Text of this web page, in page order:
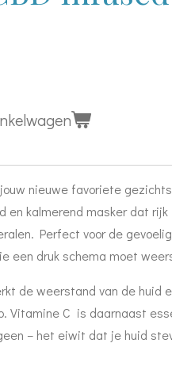
nieuwe favoriete
en kalmerend masker dat
Perfect voor de
een druk schema moet
de weerstand van de huid
Vitamine C is daarnaast
– het eiwit dat je huid